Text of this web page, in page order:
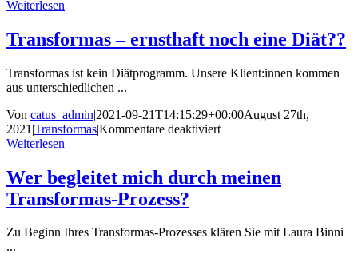
dauert
ein
Prozess?
Weiterlesen
Transformas – ernsthaft noch eine Diät??
Transformas ist kein Diätprogramm. Unsere Klient:innen kommen
aus unterschiedlichen ...
Von catus_admin|2021-09-21T14:15:29+00:00August 27th,
2021 |Transformas|Kommentare deaktiviertfür
ernsthaft
noch
Weiterlesen
Wer begleitet mich durch meinen
Transformas-Prozess?
Zu Beginn Ihres Transformas-Prozesses klären Sie mit Laura Binni
...